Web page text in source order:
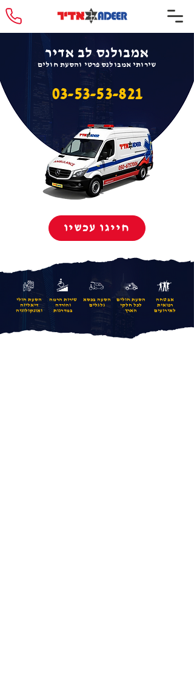
אמבולנס לב אדיר
שירותי אמבולנס פרטי והסעת חולים
03-53-53-821
חייגו עכשיו
אבטחה
רפואית
לאירועים
הסעת חולים
לכל חלקי
הארץ
הסעה בכסא
גלגלים
שירות הרמה
והורדה
במדרגות
הסעת חולי
דיאליזה
ואונקולוגיה